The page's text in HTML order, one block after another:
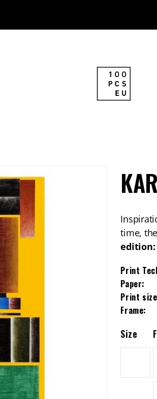
time,
edition:
Print
Paper:
Print
Frame:
Size